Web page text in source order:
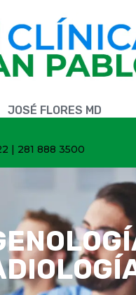
JOSÉ FLORES MD
| 281 888 3500